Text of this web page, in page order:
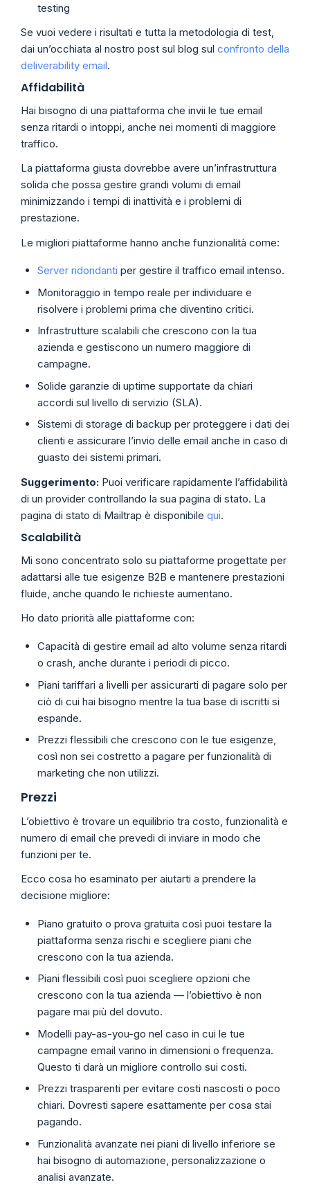
testing
Se vuoi vedere i risultati e tutta la metodologia di test,
dai un’occhiata al nostro post sul blog sul confronto della
deliverability email.
Affidabilità
Hai bisogno di una piattaforma che invii le tue email
senza ritardi o intoppi, anche nei momenti di maggiore
traffico.
La piattaforma giusta dovrebbe avere un’infrastruttura
solida che possa gestire grandi volumi di email
minimizzando i tempi di inattività e i problemi di
prestazione.
Le migliori piattaforme hanno anche funzionalità come:
Server ridondanti per gestire il traffico email intenso.
Monitoraggio in tempo reale per individuare e
risolvere i problemi prima che diventino critici.
Infrastrutture scalabili che crescono con la tua
azienda e gestiscono un numero maggiore di
campagne.
Solide garanzie di uptime supportate da chiari
accordi sul livello di servizio (SLA).
Sistemi di storage di backup per proteggere i dati dei
clienti e assicurare l’invio delle email anche in caso di
guasto dei sistemi primari.
Suggerimento: Puoi verificare rapidamente l’affidabilità
di un provider controllando la sua pagina di stato. La
pagina di stato di Mailtrap è disponibile qui.
Scalabilità
Mi sono concentrato solo su piattaforme progettate per
adattarsi alle tue esigenze B2B e mantenere prestazioni
fluide, anche quando le richieste aumentano.
Ho dato priorità alle piattaforme con:
Capacità di gestire email ad alto volume senza ritardi
o crash, anche durante i periodi di picco.
Piani tariffari a livelli per assicurarti di pagare solo per
ciò di cui hai bisogno mentre la tua base di iscritti si
espande.
Prezzi flessibili che crescono con le tue esigenze,
così non sei costretto a pagare per funzionalità di
marketing che non utilizzi.
Prezzi
L’obiettivo è trovare un equilibrio tra costo, funzionalità e
numero di email che prevedi di inviare in modo che
funzioni per te.
Ecco cosa ho esaminato per aiutarti a prendere la
decisione migliore:
Piano gratuito o prova gratuita così puoi testare la
piattaforma senza rischi e scegliere piani che
crescono con la tua azienda.
Piani flessibili così puoi scegliere opzioni che
crescono con la tua azienda — l’obiettivo è non
pagare mai più del dovuto.
Modelli pay-as-you-go nel caso in cui le tue
campagne email varino in dimensioni o frequenza.
Questo ti darà un migliore controllo sui costi.
Prezzi trasparenti per evitare costi nascosti o poco
chiari. Dovresti sapere esattamente per cosa stai
pagando.
Funzionalità avanzate nei piani di livello inferiore se
hai bisogno di automazione, personalizzazione o
analisi avanzate.